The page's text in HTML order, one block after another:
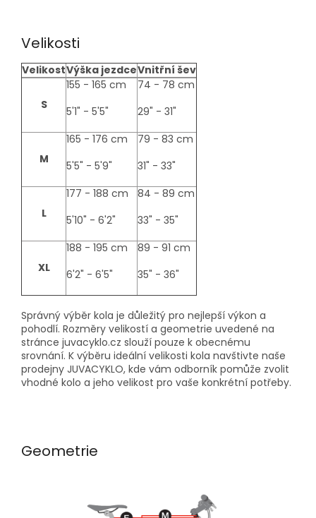
Velikosti
size-
VelikostVýška jezdceVnitřní šev
S
155 - 165 cm
5'1" - 5'5"
74 - 78 cm
29" - 31"
M
165 - 176 cm
5'5" - 5'9"
79 - 83 cm
31" - 33"
L
177 - 188 cm
5'10" - 6'2"
84 - 89 cm
33" - 35"
XL
188 - 195 cm
6'2" - 6'5"
89 - 91 cm
35" - 36"
Správný výběr kola je důležitý pro nejlepší výkon a
pohodlí. Rozměry velikostí a geometrie uvedené na
stránce juvacyklo.cz slouží pouze k obecnému
srovnání. K výběru ideální velikosti kola navštivte naše
prodejny JUVACYKLO, kde vám odborník pomůže zvolit
vhodné kolo a jeho velikost pro vaše konkrétní potřeby.
Geometrie